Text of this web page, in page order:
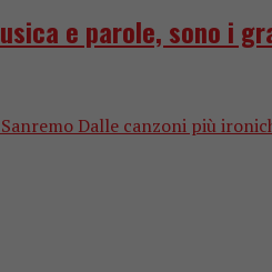
e parole, sono i
Dalle canzoni più